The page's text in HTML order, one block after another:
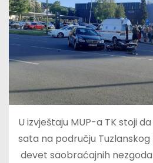
U izvještaju MUP-a TK stoji
sata na području
devet saobraćajnih